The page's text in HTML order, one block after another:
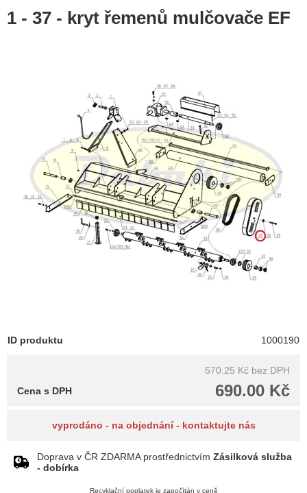
1 - 37 - kryt řemenů mulčovače EF
ID produktu 1000190
570.25 Kč bez DPH
690.00 Kč
Cena s DPH
vyprodáno - na objednání - kontaktujte nás
Doprava v ČR ZDARMA prostřednictvím Zásilková služba
- dobírka
Recyklační poplatek je započítán v ceně